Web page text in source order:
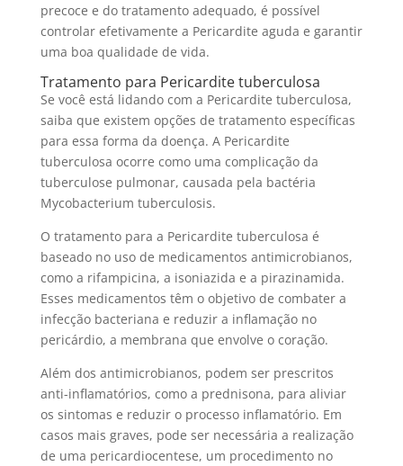
precoce e do tratamento adequado, é possível
controlar efetivamente a Pericardite aguda e garantir
uma boa qualidade de vida.
Tratamento para Pericardite tuberculosa
Se você está lidando com a Pericardite tuberculosa,
saiba que existem opções de tratamento específicas
para essa forma da doença. A Pericardite
tuberculosa ocorre como uma complicação da
tuberculose pulmonar, causada pela bactéria
Mycobacterium tuberculosis.
O tratamento para a Pericardite tuberculosa é
baseado no uso de medicamentos antimicrobianos,
como a rifampicina, a isoniazida e a pirazinamida.
Esses medicamentos têm o objetivo de combater a
infecção bacteriana e reduzir a inflamação no
pericárdio, a membrana que envolve o coração.
Além dos antimicrobianos, podem ser prescritos
anti-inflamatórios, como a prednisona, para aliviar
os sintomas e reduzir o processo inflamatório. Em
casos mais graves, pode ser necessária a realização
de uma pericardiocentese, um procedimento no